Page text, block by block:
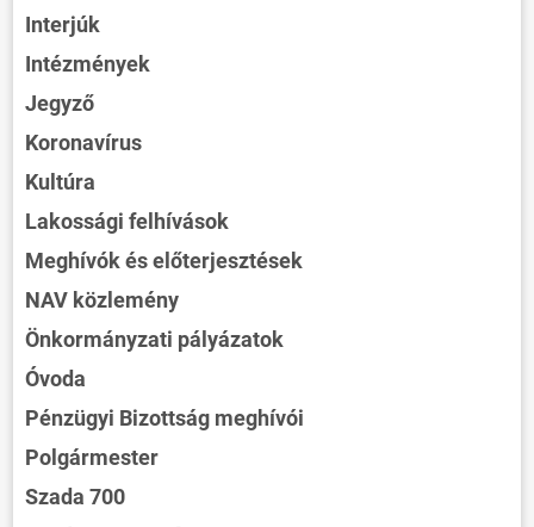
Interjúk
Intézmények
Jegyző
Koronavírus
Kultúra
Lakossági felhívások
Meghívók és előterjesztések
NAV közlemény
Önkormányzati pályázatok
Óvoda
Pénzügyi Bizottság meghívói
Polgármester
Szada 700